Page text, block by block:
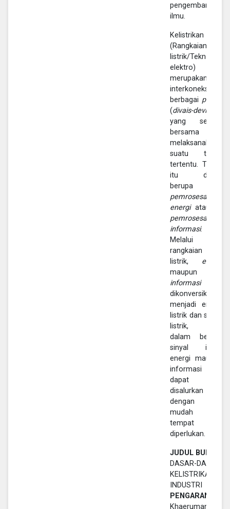
pengembangan
ilmu.
Kelistrikan
(Rangkaian
listrik/Teknologi
elektro)
merupakan
interkoneksi
berbagai piranti
(divais-device
yang secara
bersama
melaksanakan
suatu tugas
tertentu. Tugas
itu dapat
berupa
pemrosesan
energi ataupun
pemrosesan
informasi.
Melalui
rangkaian
listrik, energi
maupun
informasi
dikonversikan
menjadi energi
listrik dan sinyal
listrik, dan
dalam bentuk
sinyal inilah
energi maupun
informasi
dapat
disalurkan
dengan lebih
mudah ke
tempat ia
diperlukan.
JUDUL BUKU :
DASAR-DASAR
KELISTRIKAN
INDUSTRI
PENGARANG :
Khaeruman